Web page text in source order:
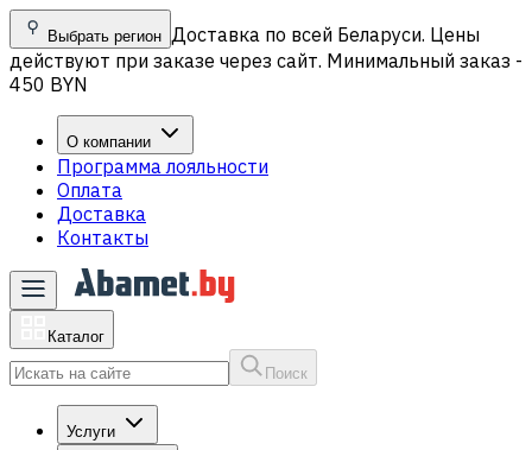
Выбрать регион Доставка по всей Беларуси. Цены
действуют при заказе через сайт. Минимальный заказ -
450 BYN
О компании
Программа лояльности
Оплата
Доставка
Контакты
Каталог
Поиск
Услуги